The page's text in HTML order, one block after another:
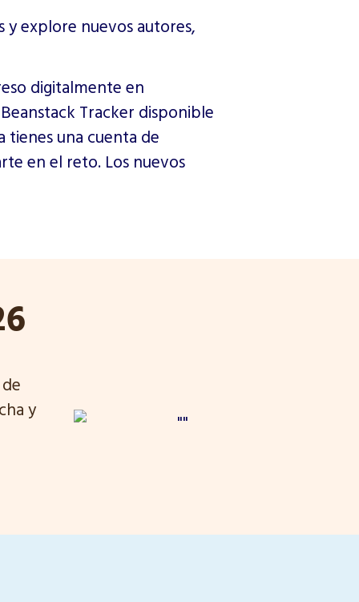
y explore nuevos autores,
digitalmente en
Tracker disponible
tienes una cuenta de
en el reto. Los nuevos
y